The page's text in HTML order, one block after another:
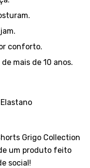
conforto.
mais de 10 anos.
Grigo Collection
um produto feito
social!